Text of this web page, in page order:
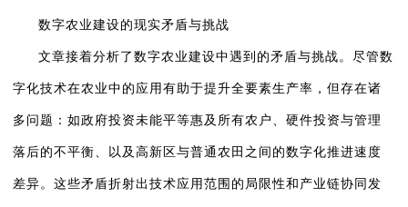
数字农业建设的现实矛盾与挑战
文章接着分析了数字农业建设中遇到的矛盾与挑战。尽管数
字化技术在农业中的应用有助于提升全要素生产率，但存在诸
多问题：如政府投资未能平等惠及所有农户、硬件投资与管理
落后的不平衡、以及高新区与普通农田之间的数字化推进速度
差异。这些矛盾折射出技术应用范围的局限性和产业链协同发